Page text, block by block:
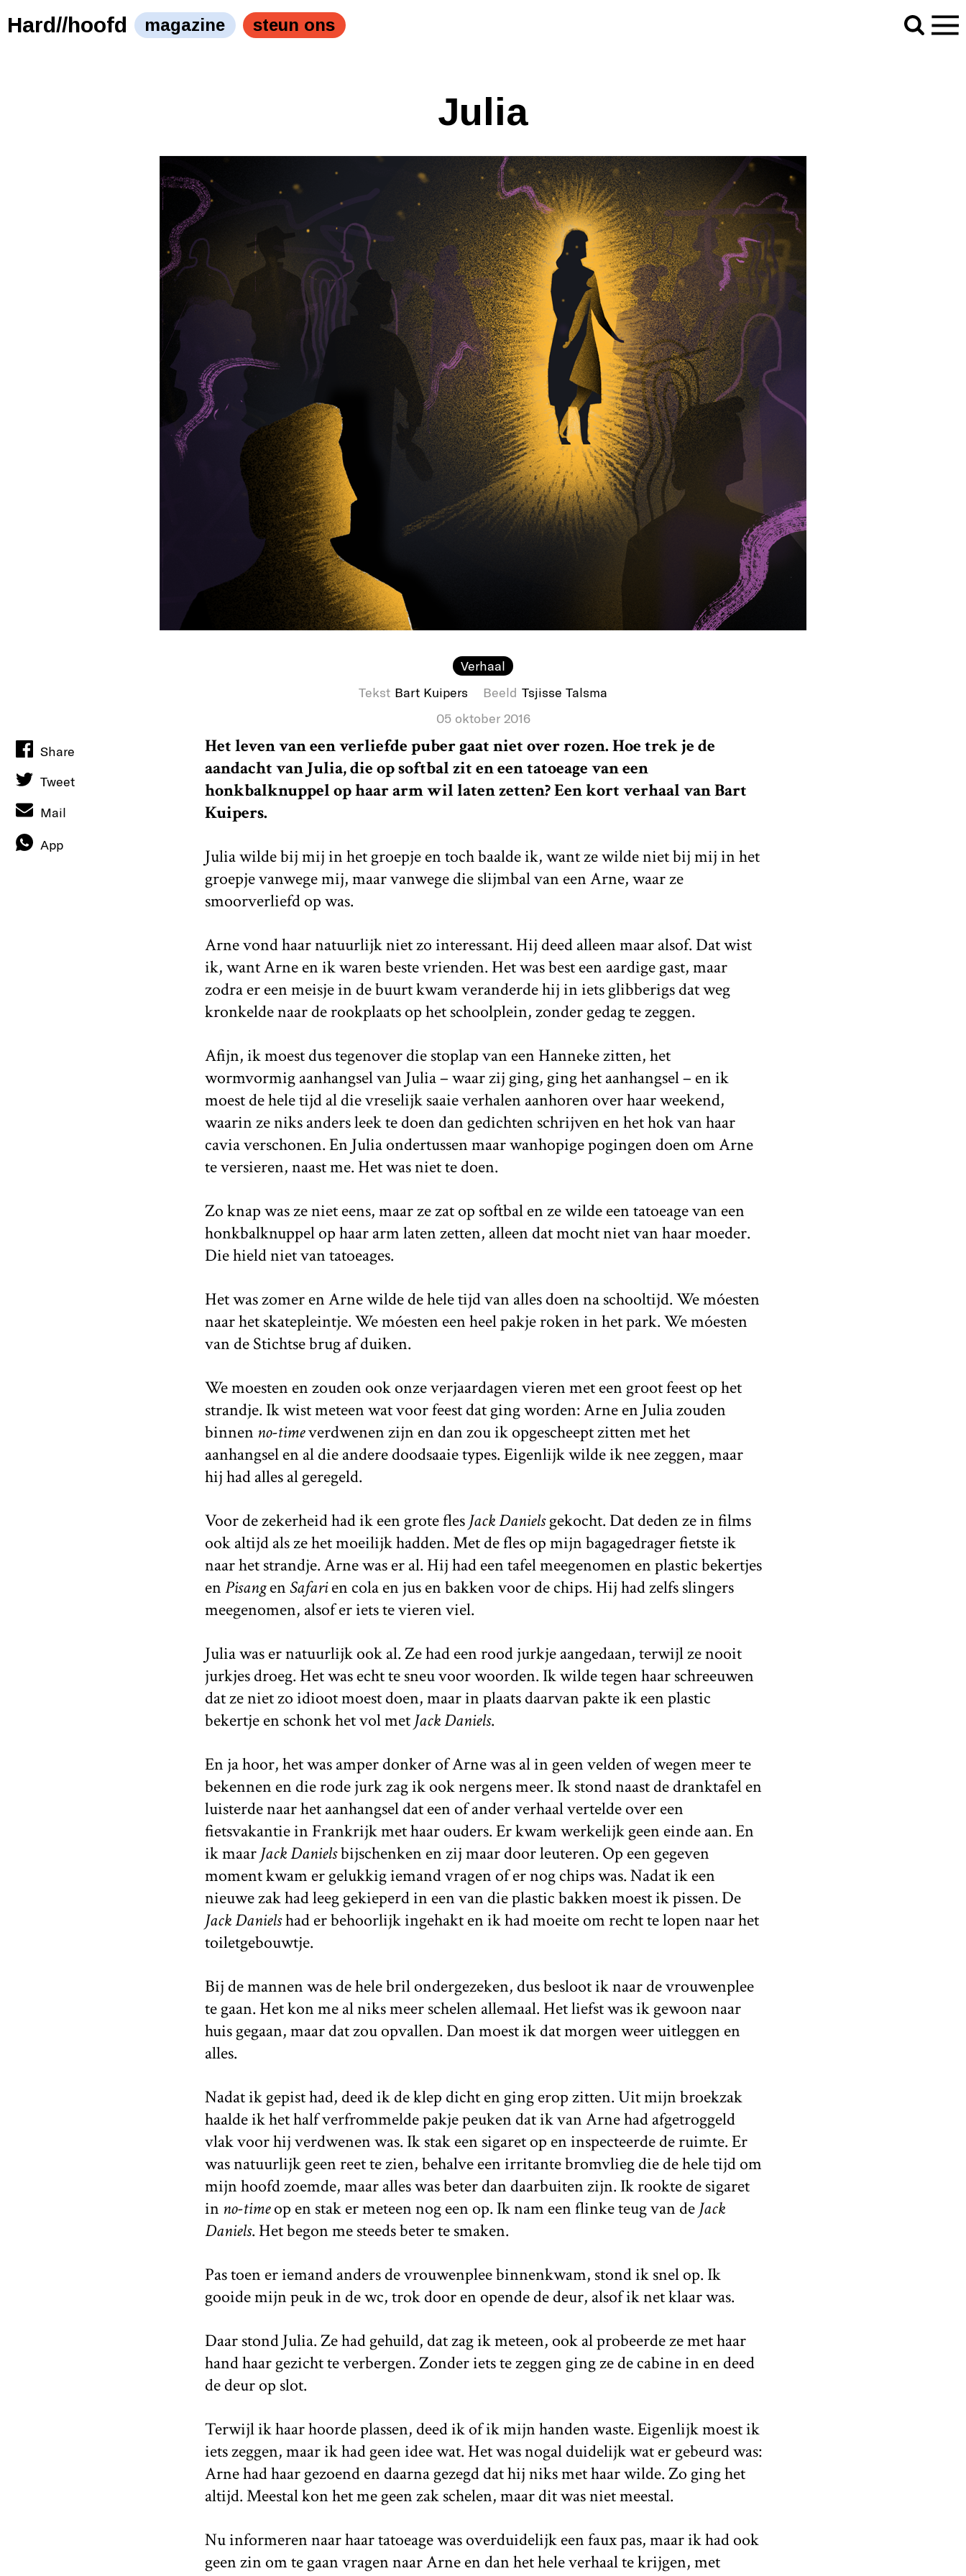
Hard//hoofd magazine steun ons
Julia
Verhaal
Tekst Bart Kuipers Beeld Tsjisse Talsma
05 oktober 2016
Het leven van een verliefde puber gaat niet over rozen. Hoe trek je de
aandacht van Julia, die op softbal zit en een tatoeage van een
honkbalknuppel op haar arm wil laten zetten? Een kort verhaal van Bart
Kuipers.
Julia wilde bij mij in het groepje en toch baalde ik, want ze wilde niet bij mij in het
groepje vanwege mij, maar vanwege die slijmbal van een Arne, waar ze
smoorverliefd op was.
Arne vond haar natuurlijk niet zo interessant. Hij deed alleen maar alsof. Dat wist
ik, want Arne en ik waren beste vrienden. Het was best een aardige gast, maar
zodra er een meisje in de buurt kwam veranderde hij in iets glibberigs dat weg
kronkelde naar de rookplaats op het schoolplein, zonder gedag te zeggen.
Afijn, ik moest dus tegenover die stoplap van een Hanneke zitten, het
wormvormig aanhangsel van Julia – waar zij ging, ging het aanhangsel – en ik
moest de hele tijd al die vreselijk saaie verhalen aanhoren over haar weekend,
waarin ze niks anders leek te doen dan gedichten schrijven en het hok van haar
cavia verschonen. En Julia ondertussen maar wanhopige pogingen doen om Arne
te versieren, naast me. Het was niet te doen.
Zo knap was ze niet eens, maar ze zat op softbal en ze wilde een tatoeage van een
honkbalknuppel op haar arm laten zetten, alleen dat mocht niet van haar moeder.
Die hield niet van tatoeages.
Het was zomer en Arne wilde de hele tijd van alles doen na schooltijd. We móesten
naar het skatepleintje. We móesten een heel pakje roken in het park. We móesten
van de Stichtse brug af duiken.
We moesten en zouden ook onze verjaardagen vieren met een groot feest op het
strandje. Ik wist meteen wat voor feest dat ging worden: Arne en Julia zouden
binnenno-timeverdwenen zijn en dan zou ik opgescheept zitten met het
aanhangsel en al die andere doodsaaie types. Eigenlijk wilde ik nee zeggen, maar
hij had alles al geregeld.
Voor de zekerheid had ik een grote fles Jack Danielsgekocht. Dat deden ze in films
ook altijd als ze het moeilijk hadden. Met de fles op mijn bagagedrager fietste ik
naar het strandje. Arne was er al. Hij had een tafel meegenomen en plastic bekertjes
enPisangenSafarien cola en jus en bakken voor de chips. Hij had zelfs slingers
meegenomen, alsof er iets te vieren viel.
Julia was er natuurlijk ook al. Ze had een rood jurkje aangedaan, terwijl ze nooit
jurkjes droeg. Het was echt te sneu voor woorden. Ik wilde tegen haar schreeuwen
dat ze niet zo idioot moest doen, maar in plaats daarvan pakte ik een plastic
bekertje en schonk het vol met Jack Daniels.
En ja hoor, het was amper donker of Arne was al in geen velden of wegen meer te
bekennen en die rode jurk zag ik ook nergens meer. Ik stond naast de dranktafel en
luisterde naar het aanhangsel dat een of ander verhaal vertelde over een
fietsvakantie in Frankrijk met haar ouders. Er kwam werkelijk geen einde aan. En
ik maar Jack Danielsbijschenken en zij maar door leuteren. Op een gegeven
moment kwam er gelukkig iemand vragen of er nog chips was. Nadat ik een
nieuwe zak had leeg gekieperd in een van die plastic bakken moest ik pissen. De
Jack Danielshad er behoorlijk ingehakt en ik had moeite om recht te lopen naar het
toiletgebouwtje.
Bij de mannen was de hele bril ondergezeken, dus besloot ik naar de vrouwenplee
te gaan. Het kon me al niks meer schelen allemaal. Het liefst was ik gewoon naar
huis gegaan, maar dat zou opvallen. Dan moest ik dat morgen weer uitleggen en
alles.
Nadat ik gepist had, deed ik de klep dicht en ging erop zitten. Uit mijn broekzak
haalde ik het half verfrommelde pakje peuken dat ik van Arne had afgetroggeld
vlak voor hij verdwenen was. Ik stak een sigaret op en inspecteerde de ruimte. Er
was natuurlijk geen reet te zien, behalve een irritante bromvlieg die de hele tijd om
mijn hoofd zoemde, maar alles was beter dan daarbuiten zijn. Ik rookte de sigaret
inno-timeop en stak er meteen nog een op. Ik nam een flinke teug van de Jack
Daniels. Het begon me steeds beter te smaken.
Pas toen er iemand anders de vrouwenplee binnenkwam, stond ik snel op. Ik
gooide mijn peuk in de wc, trok door en opende de deur, alsof ik net klaar was.
Daar stond Julia. Ze had gehuild, dat zag ik meteen, ook al probeerde ze met haar
hand haar gezicht te verbergen. Zonder iets te zeggen ging ze de cabine in en deed
de deur op slot.
Terwijl ik haar hoorde plassen, deed ik of ik mijn handen waste. Eigenlijk moest ik
iets zeggen, maar ik had geen idee wat. Het was nogal duidelijk wat er gebeurd was:
Arne had haar gezoend en daarna gezegd dat hij niks met haar wilde. Zo ging het
altijd. Meestal kon het me geen zak schelen, maar dit was niet meestal.
Nu informeren naar haar tatoeage was overduidelijk een faux pas, maar ik had ook
geen zin om te gaan vragen naar Arne en dan het hele verhaal te krijgen, met
Share
Tweet
Mail
App